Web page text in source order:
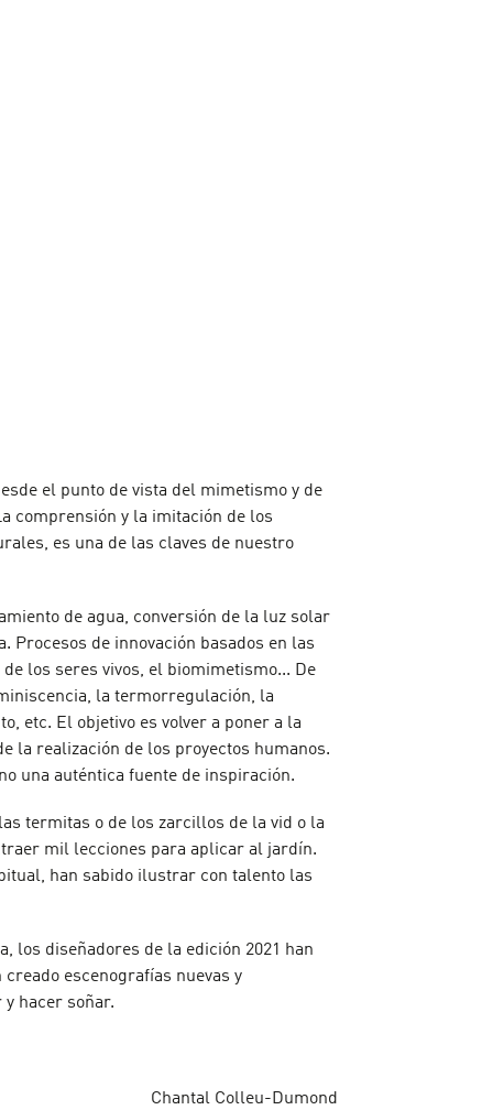
el punto de vista del mimetismo y de
comprensión y la imitación de los
es una de las claves de nuestro
de agua, conversión de la luz solar
Procesos de innovación basados en las
los seres vivos, el biomimetismo... De
la termorregulación, la
etc. El objetivo es volver a poner a la
la realización de los proyectos humanos.
una auténtica fuente de inspiración.
termitas o de los zarcillos de la vid o la
mil lecciones para aplicar al jardín.
han sabido ilustrar con talento las
los diseñadores de la edición 2021 han
escenografías nuevas y
hacer soñar.
Chantal Colleu-Dumond